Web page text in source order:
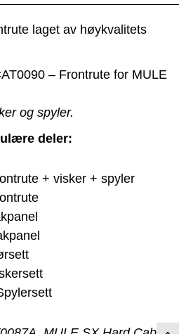
laget av høykvalitets
– Frontrute for MULE
og spyler.
deler:
+ visker + spyler